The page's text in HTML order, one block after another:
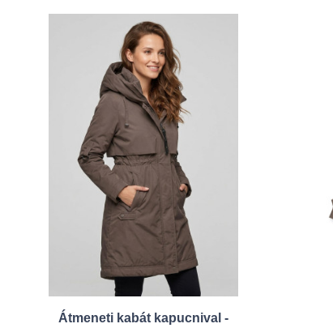
Átmeneti kabát kapucnival -